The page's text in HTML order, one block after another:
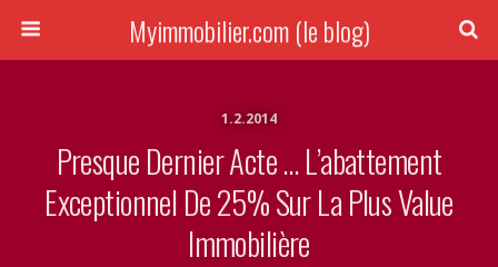
Myimmobilier.com (le blog)
1.2.2014
Presque Dernier Acte … L’abattement
Exceptionnel De 25% Sur La Plus Value
Immobilière